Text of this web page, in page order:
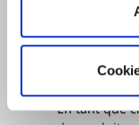
souscrire
prendre
des
assurance
En tant que